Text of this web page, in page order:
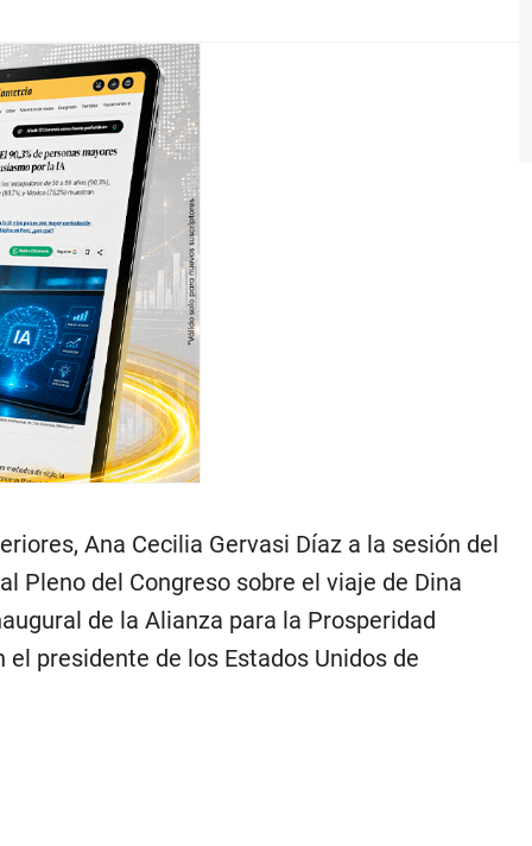
Ana Cecilia Gervasi Díaz a la sesión del
Pleno del Congreso sobre el viaje de Dina
de la Alianza para la Prosperidad
presidente de los Estados Unidos de